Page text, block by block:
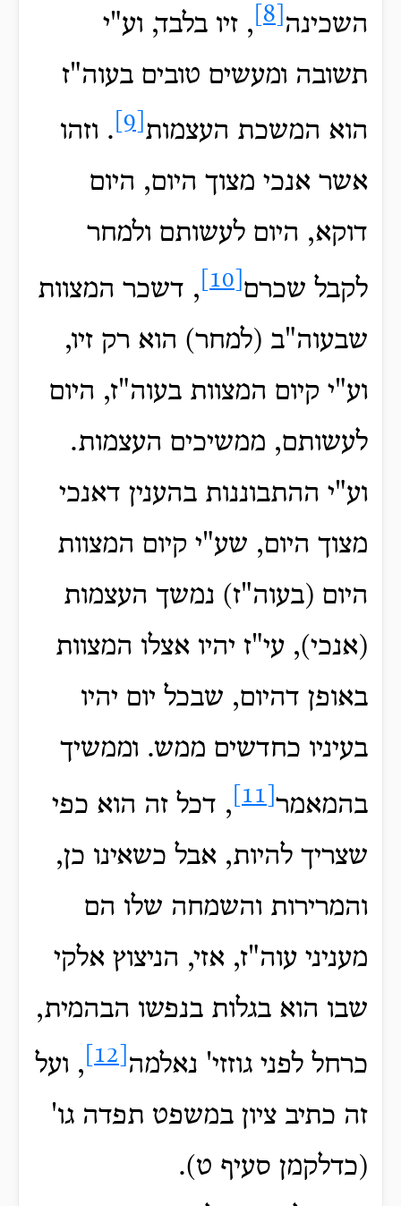
השכינה
, זיו בלבד, וע"י
תשובה ומעשים טובים בעוה"ז
הוא המשכת העצמות
. וזהו
אשר אנכי מצוך היום, היום
דוקא, היום לעשותם ולמחר
לקבל שכרם
, דשכר המצוות
שבעוה"ב (למחר) הוא רק זיו,
וע"י קיום המצוות בעוה"ז, היום
לעשותם, ממשיכים העצמות.
וע"י ההתבוננות בהענין דאנכי
מצוך היום, שע"י קיום המצוות
היום (בעוה"ז) נמשך העצמות
(אנכי), עי"ז יהיו אצלו המצוות
באופן דהיום, שבכל יום יהיו
בעיניו כחדשים ממש. וממשיך
בהמאמר
, דכל זה הוא כפי
שצריך להיות, אבל כשאינו כן,
והמרירות והשמחה שלו הם
מעניני עוה"ז, אזי, הניצוץ אלקי
שבו הוא בגלות בנפשו הבהמית,
כרחל לפני גוזזי' נאלמה
, ועל
זה כתיב ציון במשפט תפדה גו'
(כדלקמן סעיף ט).